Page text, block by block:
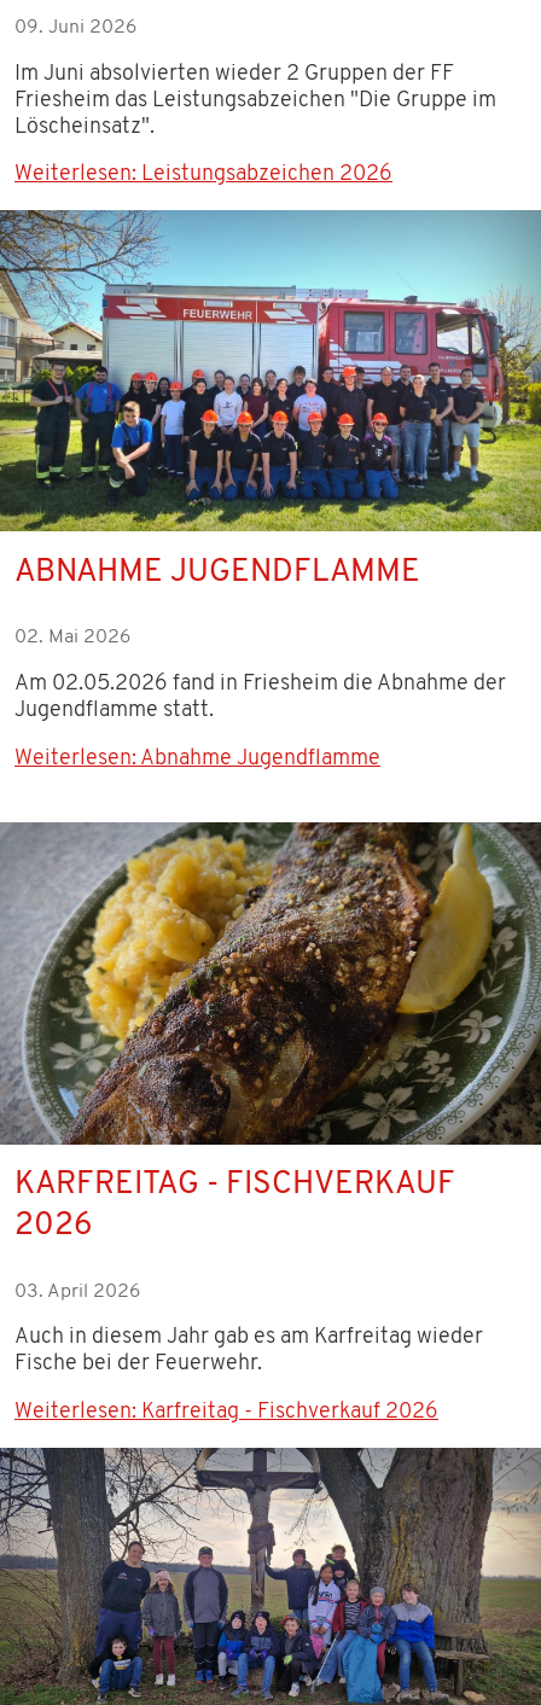
09. Juni 2026
Im Juni absolvierten wieder 2 Gruppen der FF
Friesheim das Leistungsabzeichen "Die Gruppe im
Löscheinsatz".
Weiterlesen: Leistungsabzeichen 2026
ABNAHME JUGENDFLAMME
02. Mai 2026
Am 02.05.2026 fand in Friesheim die Abnahme der
Jugendflamme statt.
Weiterlesen: Abnahme Jugendflamme
KARFREITAG - FISCHVERKAUF
2026
03. April 2026
Auch in diesem Jahr gab es am Karfreitag wieder
Fische bei der Feuerwehr.
Weiterlesen: Karfreitag - Fischverkauf 2026